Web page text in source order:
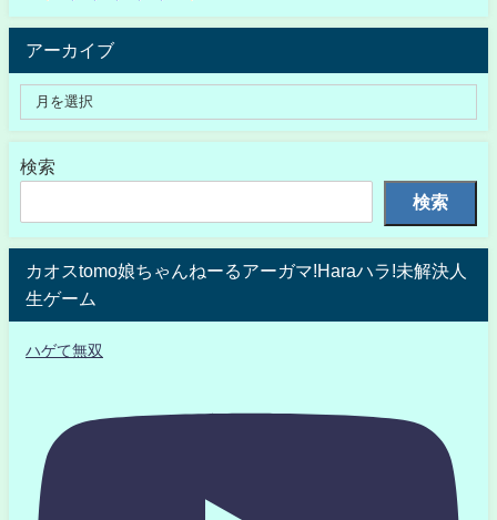
アーカイブ
検索
検索
カオスtomo娘ちゃんねーるアーガマ!Haraハラ!未解決人
生ゲーム
ハゲて無双